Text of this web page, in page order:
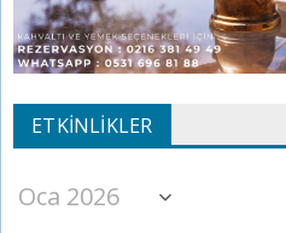
ETKINLIKLER